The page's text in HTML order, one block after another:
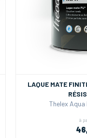
LAQUE MATE
Thelex
à